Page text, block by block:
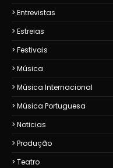
Entrevistas
Estreias
Festivais
Música
Música Internacional
Música Portuguesa
Noticias
Produção
Teatro